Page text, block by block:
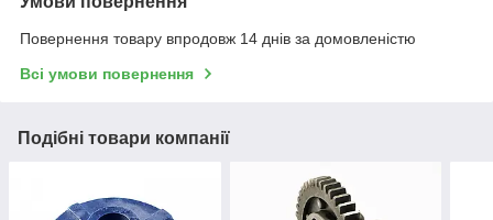
Повернення товару впродовж 14 днів за домовленістю
Всі умови повернення
Подібні товари компанії